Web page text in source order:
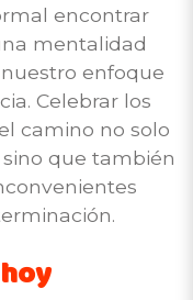
encontrar
mentalidad
enfoque
Celebrar los
camino no solo
que también